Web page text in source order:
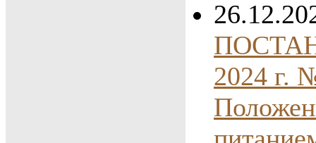
2024 г.